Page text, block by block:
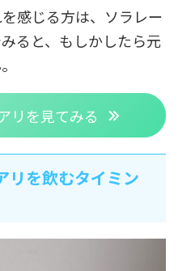
感じる方は、ソラレー
ると、もしかしたら元
リを見てみる
リを飲むタイミン